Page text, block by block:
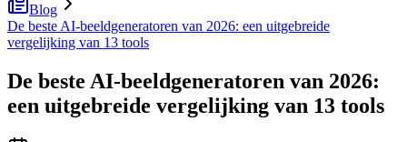
Blog
De beste AI-beeldgeneratoren van 2026: een uitgebreide
vergelijking van 13 tools
De beste AI-beeldgeneratoren van 2026:
een uitgebreide vergelijking van 13 tools